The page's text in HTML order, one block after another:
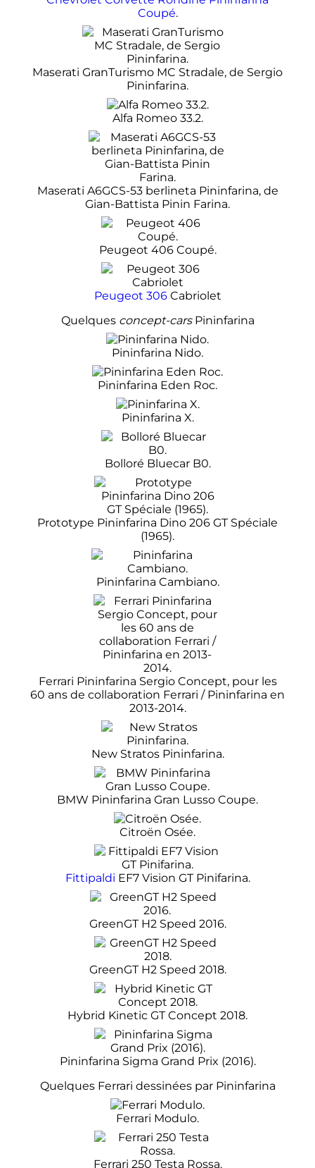
Coupé.
Maserati GranTurismo MC Stradale, de Sergio
Pininfarina.
Alfa Romeo 33.2.
Maserati A6GCS-53 berlineta Pininfarina, de
Gian-Battista Pinin Farina.
Peugeot 406 Coupé.
Peugeot 306Cabriolet
Quelques concept-carsPininfarina
Pininfarina Nido.
Pininfarina Eden Roc.
Pininfarina X.
Bolloré Bluecar B0.
Prototype Pininfarina Dino 206 GT Spéciale
(1965).
Pininfarina Cambiano.
Ferrari Pininfarina Sergio Concept, pour les
60 ans de collaboration Ferrari / Pininfarina en
2013-2014.
New Stratos Pininfarina.
BMW Pininfarina Gran Lusso Coupe.
Citroën Osée.
Fittipaldi EF7 Vision GT Pinifarina.
GreenGT H2 Speed 2016.
GreenGT H2 Speed 2018.
Hybrid Kinetic GT Concept 2018.
Pininfarina Sigma Grand Prix (2016).
Quelques Ferrari dessinées par Pininfarina
Ferrari Modulo.
Ferrari 250 Testa Rossa.